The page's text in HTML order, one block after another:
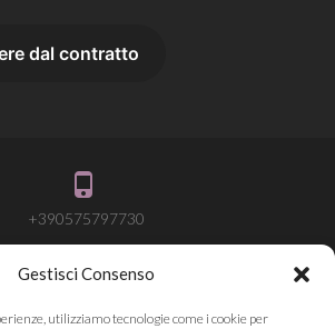
Gestisci Consenso
utilizziamo tecnologie come i cookie per
+390575797730